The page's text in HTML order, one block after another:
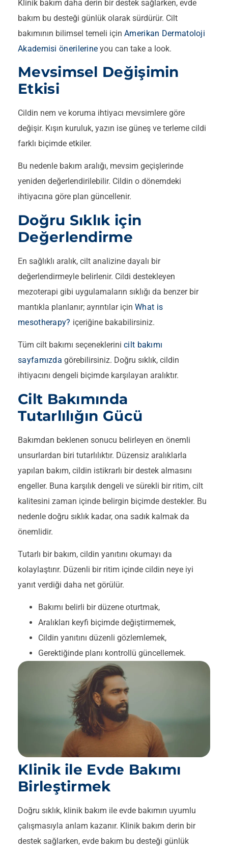
Klinik bakım daha derin bir destek sağlarken, evde
bakım bu desteği günlük olarak sürdürür. Cilt
bakımının bilimsel temeli için Amerikan Dermatoloji
Akademisi önerilerine you can take a look.
Mevsimsel Değişimin
Etkisi
Cildin nem ve koruma ihtiyacı mevsimlere göre
değişir. Kışın kuruluk, yazın ise güneş ve terleme cildi
farklı biçimde etkiler.
Bu nedenle bakım aralığı, mevsim geçişlerinde
yeniden değerlendirilebilir. Cildin o dönemdeki
ihtiyacına göre plan güncellenir.
Doğru Sıklık için
Değerlendirme
En sağlıklı aralık, cilt analizine dayalı bir
değerlendirmeyle belirlenir. Cildi destekleyen
mezoterapi gibi uygulamaların sıklığı da benzer bir
mantıkla planlanır; ayrıntılar için What is
mesotherapy? içeriğine bakabilirsiniz.
Tüm cilt bakımı seçeneklerini cilt bakımı
sayfamızda görebilirsiniz. Doğru sıklık, cildin
ihtiyacını dengeli biçimde karşılayan aralıktır.
Cilt Bakımında
Tutarlılığın Gücü
Bakımdan beklenen sonucu belirleyen en önemli
unsurlardan biri tutarlılıktır. Düzensiz aralıklarla
yapılan bakım, cildin istikrarlı bir destek almasını
engeller. Buna karşılık dengeli ve sürekli bir ritim, cilt
kalitesini zaman içinde belirgin biçimde destekler. Bu
nedenle doğru sıklık kadar, ona sadık kalmak da
önemlidir.
Tutarlı bir bakım, cildin yanıtını okumayı da
kolaylaştırır. Düzenli bir ritim içinde cildin neye iyi
yanıt verdiği daha net görülür.
Bakımı belirli bir düzene oturtmak,
Aralıkları keyfi biçimde değiştirmemek,
Cildin yanıtını düzenli gözlemlemek,
Gerektiğinde planı kontrollü güncellemek.
Klinik ile Evde Bakımı
Birleştirmek
Doğru sıklık, klinik bakım ile evde bakımın uyumlu
çalışmasıyla anlam kazanır. Klinik bakım derin bir
destek sağlarken, evde bakım bu desteği günlük